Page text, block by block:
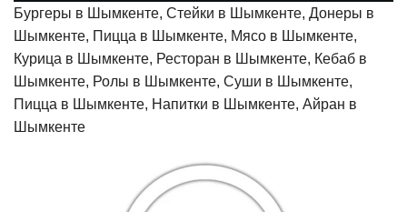
Бургеры в Шымкенте, Стейки в Шымкенте, Донеры в
Шымкенте, Пицца в Шымкенте, Мясо в Шымкенте,
Курица в Шымкенте, Ресторан в Шымкенте, Кебаб в
Шымкенте, Ролы в Шымкенте, Суши в Шымкенте,
Пицца в Шымкенте, Напитки в Шымкенте, Айран в
Шымкенте